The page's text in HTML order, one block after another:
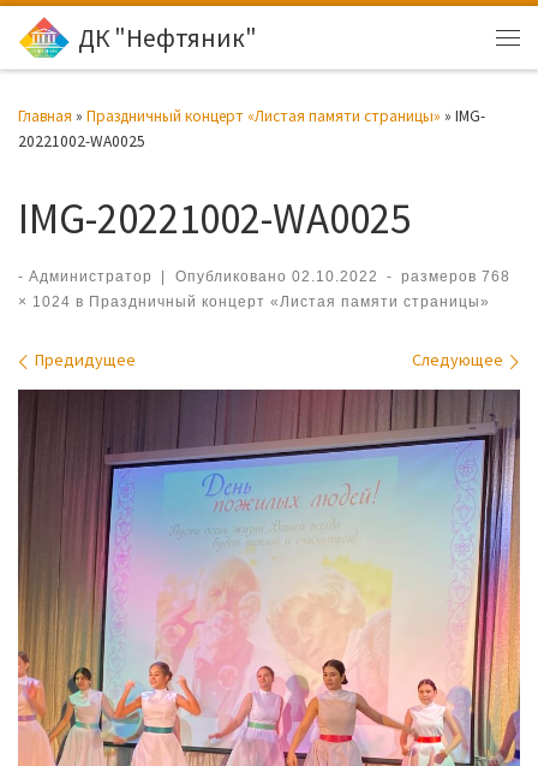
Перейти к содержимому
ДК "Нефтяник"
Главная » Праздничный концерт «Листая памяти страницы» » IMG-
20221002-WA0025
IMG-20221002-WA0025
- Администратор | Опубликовано 02.10.2022 - размеров 768
× 1024 в Праздничный концерт «Листая памяти страницы»
Навигация по изображениям
Предидущее Следующее